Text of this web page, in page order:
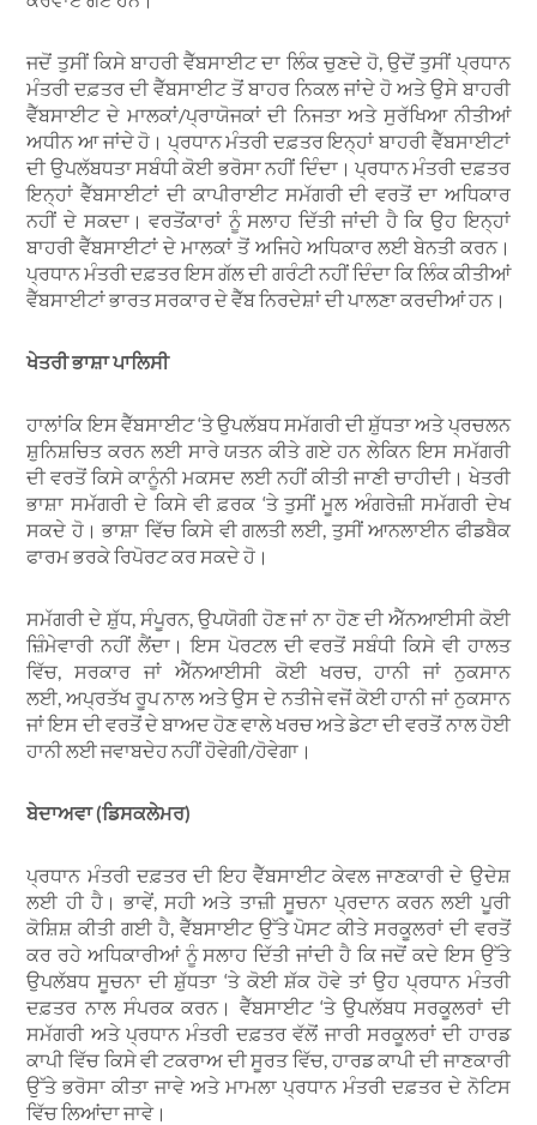
ਜਦੋਂ ਤੁਸੀਂ ਕਿਸੇ ਬਾਹਰੀ ਵੈੱਬਸਾਈਟ ਦਾ ਲਿੰਕ ਚੁਣਦੇ ਹੋ, ਉਦੋਂ ਤੁਸੀਂ ਪ੍ਰਧਾਨ
ਮੰਤਰੀ ਦਫ਼ਤਰ ਦੀ ਵੈੱਬਸਾਈਟ ਤੋਂ ਬਾਹਰ ਨਿਕਲ ਜਾਂਦੇ ਹੋ ਅਤੇ ਉਸੇ ਬਾਹਰੀ
ਵੈੱਬਸਾਈਟ ਦੇ ਮਾਲਕਾਂ/ਪ੍ਰਾਯੋਜਕਾਂ ਦੀ ਨਿਜਤਾ ਅਤੇ ਸੁਰੱਖਿਆ ਨੀਤੀਆਂ
ਅਧੀਨ ਆ ਜਾਂਦੇ ਹੋ। ਪ੍ਰਧਾਨ ਮੰਤਰੀ ਦਫ਼ਤਰ ਇਨ੍ਹਾਂ ਬਾਹਰੀ ਵੈੱਬਸਾਈਟਾਂ
ਦੀ ਉਪਲੱਬਧਤਾ ਸਬੰਧੀ ਕੋਈ ਭਰੋਸਾ ਨਹੀਂ ਦਿੰਦਾ। ਪ੍ਰਧਾਨ ਮੰਤਰੀ ਦਫ਼ਤਰ
ਇਨ੍ਹਾਂ ਵੈੱਬਸਾਈਟਾਂ ਦੀ ਕਾਪੀਰਾਈਟ ਸਮੱਗਰੀ ਦੀ ਵਰਤੋਂ ਦਾ ਅਧਿਕਾਰ
ਨਹੀਂ ਦੇ ਸਕਦਾ। ਵਰਤੋਂਕਾਰਾਂ ਨੂੰ ਸਲਾਹ ਦਿੱਤੀ ਜਾਂਦੀ ਹੈ ਕਿ ਉਹ ਇਨ੍ਹਾਂ
ਬਾਹਰੀ ਵੈੱਬਸਾਈਟਾਂ ਦੇ ਮਾਲਕਾਂ ਤੋਂ ਅਜਿਹੇ ਅਧਿਕਾਰ ਲਈ ਬੇਨਤੀ ਕਰਨ।
ਪ੍ਰਧਾਨ ਮੰਤਰੀ ਦਫ਼ਤਰ ਇਸ ਗੱਲ ਦੀ ਗਰੰਟੀ ਨਹੀਂ ਦਿੰਦਾ ਕਿ ਲਿੰਕ ਕੀਤੀਆਂ
ਵੈੱਬਸਾਈਟਾਂ ਭਾਰਤ ਸਰਕਾਰ ਦੇ ਵੈੱਬ ਨਿਰਦੇਸ਼ਾਂ ਦੀ ਪਾਲਣਾ ਕਰਦੀਆਂ ਹਨ।
ਖੇਤਰੀ ਭਾਸ਼ਾ ਪਾਲਿਸੀ
ਹਾਲਾਂਕਿ ਇਸ ਵੈੱਬਸਾਈਟ ‘ਤੇ ਉਪਲੱਬਧ ਸਮੱਗਰੀ ਦੀ ਸ਼ੁੱਧਤਾ ਅਤੇ ਪ੍ਰਚਲਨ
ਸ਼ੁਨਿਸ਼ਚਿਤ ਕਰਨ ਲਈ ਸਾਰੇ ਯਤਨ ਕੀਤੇ ਗਏ ਹਨ ਲੇਕਿਨ ਇਸ ਸਮੱਗਰੀ
ਦੀ ਵਰਤੋਂ ਕਿਸੇ ਕਾਨੂੰਨੀ ਮਕਸਦ ਲਈ ਨਹੀਂ ਕੀਤੀ ਜਾਣੀ ਚਾਹੀਦੀ। ਖੇਤਰੀ
ਭਾਸ਼ਾ ਸਮੱਗਰੀ ਦੇ ਕਿਸੇ ਵੀ ਫ਼ਰਕ ‘ਤੇ ਤੁਸੀਂ ਮੂਲ ਅੰਗਰੇਜ਼ੀ ਸਮੱਗਰੀ ਦੇਖ
ਸਕਦੇ ਹੋ। ਭਾਸ਼ਾ ਵਿੱਚ ਕਿਸੇ ਵੀ ਗਲਤੀ ਲਈ, ਤੁਸੀਂ ਆਨਲਾਈਨ ਫੀਡਬੈਕ
ਫਾਰਮ ਭਰਕੇ ਰਿਪੋਰਟ ਕਰ ਸਕਦੇ ਹੋ।
ਸਮੱਗਰੀ ਦੇ ਸ਼ੁੱਧ, ਸੰਪੂਰਨ, ਉਪਯੋਗੀ ਹੋਣ ਜਾਂ ਨਾ ਹੋਣ ਦੀ ਐੱਨਆਈਸੀ ਕੋਈ
ਜ਼ਿੰਮੇਵਾਰੀ ਨਹੀਂ ਲੈਂਦਾ। ਇਸ ਪੋਰਟਲ ਦੀ ਵਰਤੋਂ ਸਬੰਧੀ ਕਿਸੇ ਵੀ ਹਾਲਤ
ਵਿੱਚ, ਸਰਕਾਰ ਜਾਂ ਐੱਨਆਈਸੀ ਕੋਈ ਖਰਚ, ਹਾਨੀ ਜਾਂ ਨੁਕਸਾਨ
ਲਈ, ਅਪ੍ਰਤੱਖ ਰੂਪ ਨਾਲ ਅਤੇ ਉਸ ਦੇ ਨਤੀਜੇ ਵਜੋਂ ਕੋਈ ਹਾਨੀ ਜਾਂ ਨੁਕਸਾਨ
ਜਾਂ ਇਸ ਦੀ ਵਰਤੋਂ ਦੇ ਬਾਅਦ ਹੋਣ ਵਾਲੇ ਖਰਚ ਅਤੇ ਡੇਟਾ ਦੀ ਵਰਤੋਂ ਨਾਲ ਹੋਈ
ਹਾਨੀ ਲਈ ਜਵਾਬਦੇਹ ਨਹੀਂ ਹੋਵੇਗੀ/ਹੋਵੇਗਾ।
ਬੇਦਾਅਵਾ (ਡਿਸਕਲੇਮਰ)
ਪ੍ਰਧਾਨ ਮੰਤਰੀ ਦਫ਼ਤਰ ਦੀ ਇਹ ਵੈੱਬਸਾਈਟ ਕੇਵਲ ਜਾਣਕਾਰੀ ਦੇ ਉਦੇਸ਼
ਲਈ ਹੀ ਹੈ। ਭਾਵੇਂ, ਸਹੀ ਅਤੇ ਤਾਜ਼ੀ ਸੂਚਨਾ ਪ੍ਰਦਾਨ ਕਰਨ ਲਈ ਪੂਰੀ
ਕੋਸ਼ਿਸ਼ ਕੀਤੀ ਗਈ ਹੈ, ਵੈੱਬਸਾਈਟ ਉੱਤੇ ਪੋਸਟ ਕੀਤੇ ਸਰਕੂਲਰਾਂ ਦੀ ਵਰਤੋਂ
ਕਰ ਰਹੇ ਅਧਿਕਾਰੀਆਂ ਨੂੰ ਸਲਾਹ ਦਿੱਤੀ ਜਾਂਦੀ ਹੈ ਕਿ ਜਦੋਂ ਕਦੇ ਇਸ ਉੱਤੇ
ਉਪਲੱਬਧ ਸੂਚਨਾ ਦੀ ਸ਼ੁੱਧਤਾ ‘ਤੇ ਕੋਈ ਸ਼ੱਕ ਹੋਵੇ ਤਾਂ ਉਹ ਪ੍ਰਧਾਨ ਮੰਤਰੀ
ਦਫ਼ਤਰ ਨਾਲ ਸੰਪਰਕ ਕਰਨ। ਵੈੱਬਸਾਈਟ ‘ਤੇ ਉਪਲੱਬਧ ਸਰਕੂਲਰਾਂ ਦੀ
ਸਮੱਗਰੀ ਅਤੇ ਪ੍ਰਧਾਨ ਮੰਤਰੀ ਦਫ਼ਤਰ ਵੱਲੋਂ ਜਾਰੀ ਸਰਕੂਲਰਾਂ ਦੀ ਹਾਰਡ
ਕਾਪੀ ਵਿੱਚ ਕਿਸੇ ਵੀ ਟਕਰਾਅ ਦੀ ਸੂਰਤ ਵਿੱਚ, ਹਾਰਡ ਕਾਪੀ ਦੀ ਜਾਣਕਾਰੀ
ਉੱਤੇ ਭਰੋਸਾ ਕੀਤਾ ਜਾਵੇ ਅਤੇ ਮਾਮਲਾ ਪ੍ਰਧਾਨ ਮੰਤਰੀ ਦਫ਼ਤਰ ਦੇ ਨੋਟਿਸ
ਵਿੱਚ ਲਿਆਂਦਾ ਜਾਵੇ।